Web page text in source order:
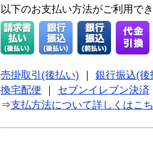
以下のお支払い方法がご利用で
売掛取引(後払い)
銀行振込(後
換宅配便
セブンイレブン決済
⇒支払方法について詳しくはこ